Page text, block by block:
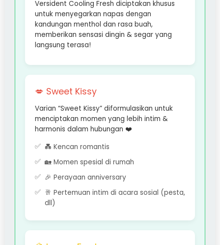
Versident Cooling Fresh diciptakan khusus
untuk menyegarkan napas dengan
kandungan menthol dan rasa buah,
memberikan sensasi dingin & segar yang
langsung terasa!
💋 Sweet Kissy
Varian “Sweet Kissy” diformulasikan untuk
menciptakan momen yang lebih intim &
harmonis dalam hubungan ❤️
💑 Kencan romantis
🏡 Momen spesial di rumah
🎉 Perayaan anniversary
🥂 Pertemuan intim di acara sosial (pesta,
dll)